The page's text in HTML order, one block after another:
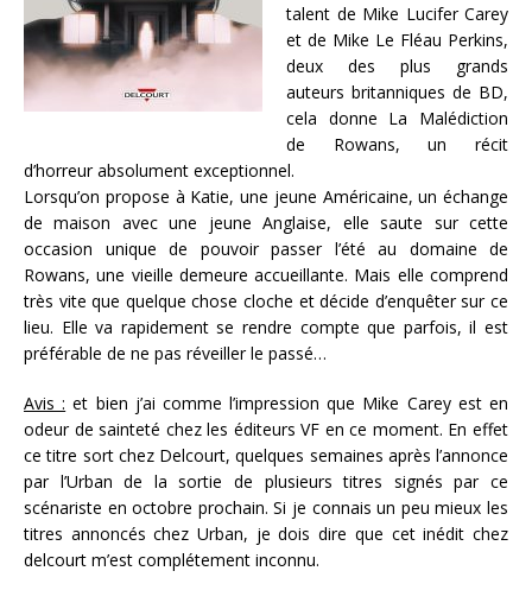
talent de Mike Lucifer Carey
et de Mike Le Fléau Perkins,
deux des plus grands
auteurs britanniques de BD,
cela donne La Malédiction
de Rowans, un récit
d’horreur absolument exceptionnel.
Lorsqu’on propose à Katie, une jeune Américaine, un échange
de maison avec une jeune Anglaise, elle saute sur cette
occasion unique de pouvoir passer l’été au domaine de
Rowans, une vieille demeure accueillante. Mais elle comprend
très vite que quelque chose cloche et décide d’enquêter sur ce
lieu. Elle va rapidement se rendre compte que parfois, il est
préférable de ne pas réveiller le passé…
Avis : et bien j’ai comme l’impression que Mike Carey est en
odeur de sainteté chez les éditeurs VF en ce moment. En effet
ce titre sort chez Delcourt, quelques semaines après l’annonce
par l’Urban de la sortie de plusieurs titres signés par ce
scénariste en octobre prochain. Si je connais un peu mieux les
titres annoncés chez Urban, je dois dire que cet inédit chez
delcourt m’est complétement inconnu.